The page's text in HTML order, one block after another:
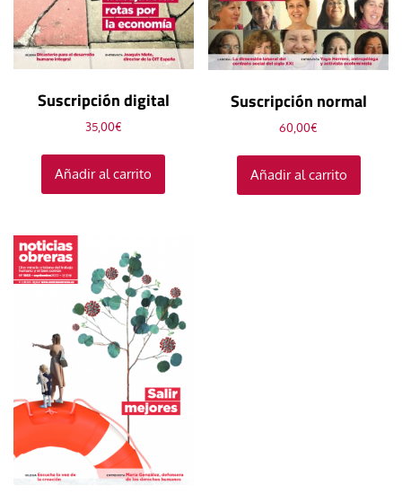
Suscripción digital
35,00€
Añadir al carrito
Suscripción normal
60,00€
Añadir al carrito